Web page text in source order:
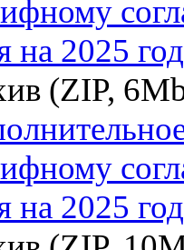
на 2025 год
(ZIP,
на 2025 год